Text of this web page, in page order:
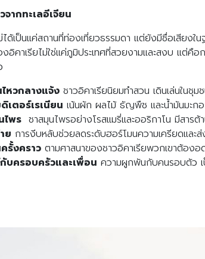
ากทะเลอีเจียน
ม่ได้เป็นแค่สถานที่ท่องเที่ยวธรรมดา แต่ยังมีชื่อเสี
อิคาเรียไม่ใช่แค่ภูมิประเทศที่สวยงามและสงบ แต่
หวกลางแจ้ง ชาวอิคาเรียนิยมทำสวน เดินเล่นใน
เตอร์เรเนียน เน้นผัก ผลไม้ ธัญพืช และน้ำมันมะก
ไพร ชาสมุนไพรอย่างโรสแมรี่และออริกาโน มีสาร
ย การงีบหลับช่วยลดระดับฮอร์โมนความเครียดและ
รั้งคราว ตามศาสนาของชาวอิคาเรียพวกเขาต้อง
บครอบครัวและเพื่อน ความผูกพันกับคนรอบตัว เ